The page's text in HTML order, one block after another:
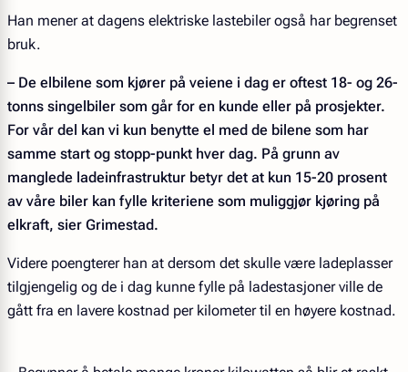
Han mener at dagens elektriske lastebiler også har begrenset
bruk.
– De elbilene som kjører på veiene i dag er oftest 18- og 26-
tonns singelbiler som går for en kunde eller på prosjekter.
For vår del kan vi kun benytte el med de bilene som har
samme start og stopp-punkt hver dag. På grunn av
manglede ladeinfrastruktur betyr det at kun 15-20 prosent
av våre biler kan fylle kriteriene som muliggjør kjøring på
elkraft, sier Grimestad.
Videre poengterer han at dersom det skulle være ladeplasser
tilgjengelig og de i dag kunne fylle på ladestasjoner ville de
gått fra en lavere kostnad per kilometer til en høyere kostnad.